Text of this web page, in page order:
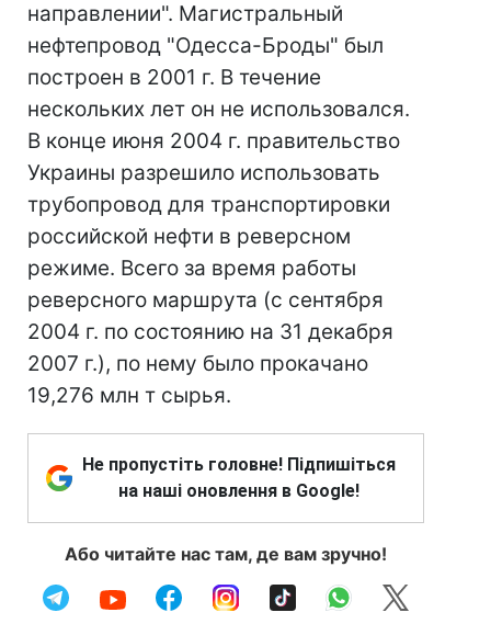
направлении". Магистральный
нефтепровод "Одесса-Броды" был
построен в 2001 г. В течение
нескольких лет он не использовался.
В конце июня 2004 г. правительство
Украины разрешило использовать
трубопровод для транспортировки
российской нефти в реверсном
режиме. Всего за время работы
реверсного маршрута (с сентября
2004 г. по состоянию на 31 декабря
2007 г.), по нему было прокачано
19,276 млн т сырья.
Не пропустіть головне! Підпишіться
на наші оновлення в Google!
Або читайте нас там, де вам зручно!